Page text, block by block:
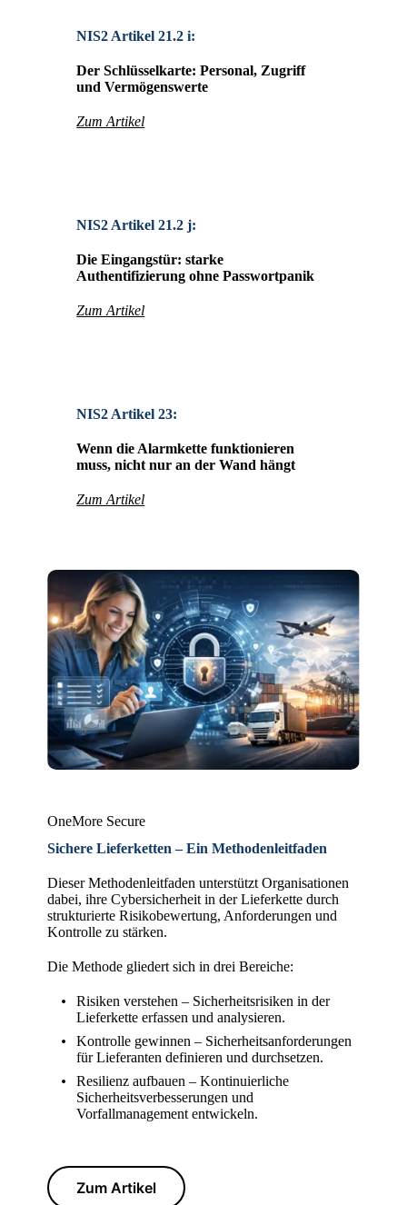
NIS2 Artikel 21.2 i:
Der Schlüsselkarte: Personal, Zugriff
und Vermögenswerte
Zum Artikel
NIS2 Artikel 21.2 j:
Die Eingangstür: starke
Authentifizierung ohne Passwortpanik
Zum Artikel
NIS2 Artikel 23:
Wenn die Alarmkette funktionieren
muss, nicht nur an der Wand hängt
Zum Artikel
OneMore Secure
Sichere Lieferketten – Ein Methodenleitfaden
Dieser Methodenleitfaden unterstützt Organisationen
dabei, ihre Cybersicherheit in derLieferkette durch
strukturierte Risikobewertung, Anforderungen und
Kontrolle zu stärken.
Die Methode gliedert sich in drei Bereiche:
Risiken verstehen – Sicherheitsrisiken in der
Lieferkette erfassen und analysieren.
Kontrolle gewinnen – Sicherheitsanforderungen
für Lieferanten definieren und durchsetzen.
Resilienz aufbauen – Kontinuierliche
Sicherheitsverbesserungen und
Vorfallmanagement entwickeln.
Zum Artikel